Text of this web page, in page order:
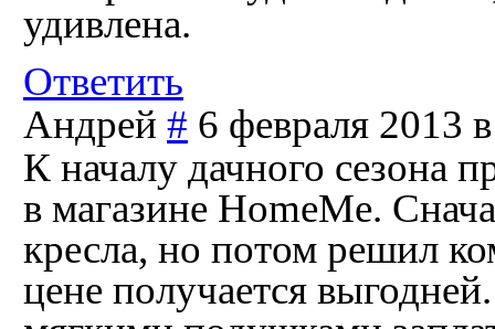
удивлена.
Ответить
Андрей # 6 февраля 2013
К началу дачного сезона
в магазине HomeMe.
кресла, но потом решил
цене получается